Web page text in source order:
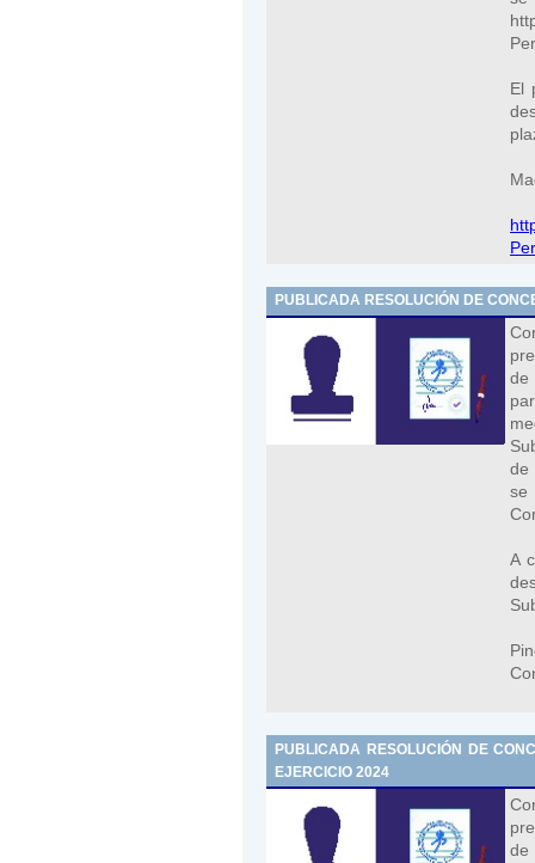
El
PUBLICADA RESOLUCIÓN DE
de
de
A
PUBLICADA RESOLUCIÓN DE
EJERCICIO 2024
de